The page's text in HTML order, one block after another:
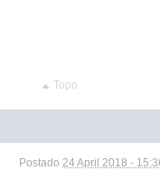
Topo
Postado24 April 2018 -